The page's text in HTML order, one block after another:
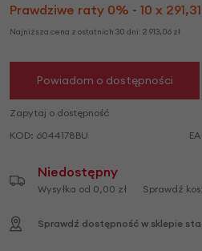
Prawdziwe raty 0% - 10 x 291,31
Najniższa cena z ostatnich 30 dni: 2 913,06 zł
Powiadom o dostępności
Zapytaj o dostępność
KOD: 6044178BU
Niedostępny
Wysyłka od 0,00 zł Sprawdź
Sprawdź dostępność w sklepie